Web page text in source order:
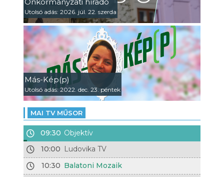
Utolsó adás: 2026. júl. 22. szerda
Más-Kép(p)
Utolsó adás: 2022. dec. 23. péntek
MAI TV MŰSOR
09:30 Objektív
10:00 Ludovika TV
10:30 Balatoni Mozaik